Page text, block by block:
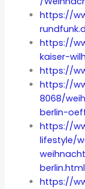
https://
https://
kaiser-
https://
https://
8068/
berlin-
https://
lifestyle/
berlin.html
https://